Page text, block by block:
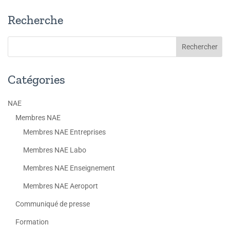
Recherche
Catégories
NAE
Membres NAE
Membres NAE Entreprises
Membres NAE Labo
Membres NAE Enseignement
Membres NAE Aeroport
Communiqué de presse
Formation